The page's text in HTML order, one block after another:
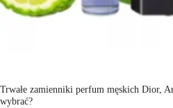
Trwałe zamienniki perfum męskich Dior,
wybrać?